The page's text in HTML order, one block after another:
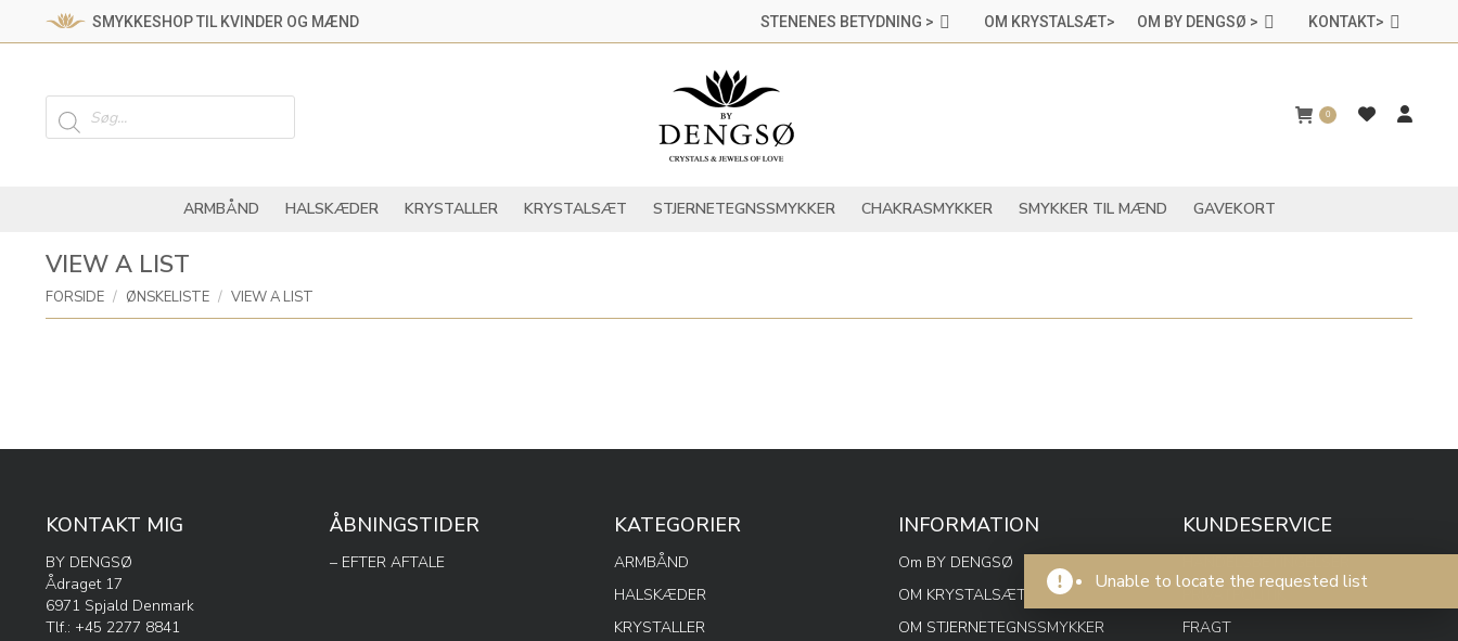
SMYKKESHOP TIL KVINDER OG MÆND STENENES BETYDNING > OM KRYSTALSÆT> OM BY DENGSØ > KONTAKT>
search
0
ARMBÅND HALSKÆDER KRYSTALLER KRYSTALSÆT STJERNETEGNSSMYKKER CHAKRASMYKKER SMYKKER TIL MÆND GAVEKORT
VIEW A LIST
You are here:
FORSIDE ØNSKELISTE VIEW A LIST
Unable to locate the requested list
KONTAKT MIG
BY DENGSØ
Ådraget 17
6971 Spjald Denmark
Tlf.: +45 2277 8841
ÅBNINGSTIDER
– EFTER AFTALE
KATEGORIER
ARMBÅND
HALSKÆDER
KRYSTALLER
INFORMATION
Om BY DENGSØ
OM KRYSTALSÆT
OM STJERNETEGNSSMYKKER
KUNDESERVICE
PRIVATPOLITIK
FRAGT